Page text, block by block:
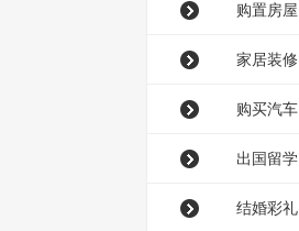
购置房屋
家居装修
购买汽车
出国留学
结婚彩礼